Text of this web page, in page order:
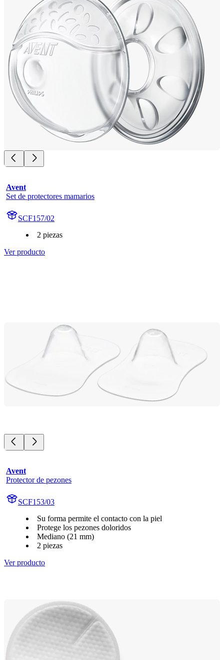
Avent
Set de protectores mamarios
SCF157/02
2 piezas
Ver producto
Avent
Protector de pezones
SCF153/03
Su forma permite el contacto con la piel
Protege los pezones doloridos
Mediano (21 mm)
2 piezas
Ver producto